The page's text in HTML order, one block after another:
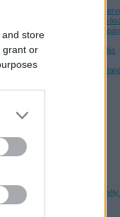
store
grant or
Online kampány
Online kampány
Direkt e-mail
Keresőoptimalizálás
Online marketing
Twitteren. Vigyázat,